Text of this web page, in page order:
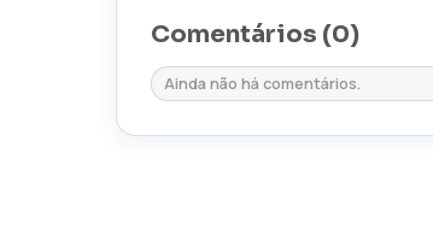
Comentários (0)
Ainda não há comentários.